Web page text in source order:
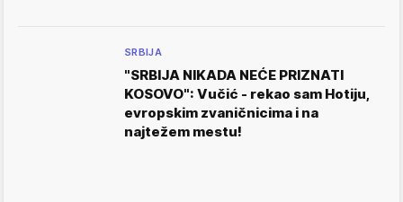
SRBIJA
"SRBIJA NIKADA NEĆE PRIZNATI
KOSOVO": Vučić - rekao sam Hotiju,
evropskim zvaničnicima i na
najtežem mestu!